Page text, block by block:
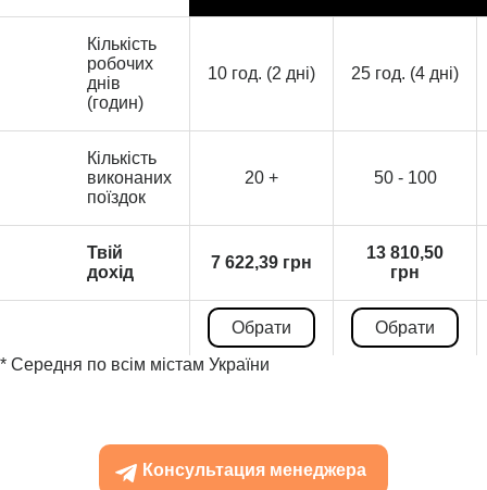
Кількість
робочих
днів
(годин)
10 год. (2 дні) 25 год. (4 дні)
Кількість
виконаних
поїздок
20 + 50 - 100
Твій
дохід
7 622,39 грн
13 810,50
грн
Обрати
Обрати
* Середня по всім містам України
Консультация менеджера